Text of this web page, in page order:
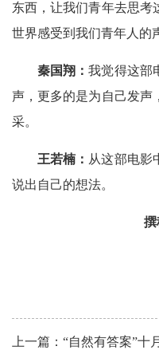
东西，让我们青年去思考
世界感受到我们青年人的
秦国翔：我觉得这部
声，更多的是为自己发声
采。
王若楠： 从这部电影
说出自己的想法。
撰
上一篇：“自然有答案”